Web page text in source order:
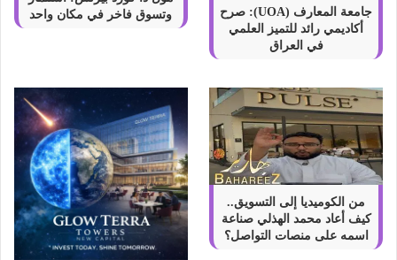
جامعة المعارف (UOA): صرح
أكاديمي رائد للتميز العلمي
في العراق
وتسوق فاخر في مكان واحد
من الكوميديا إلى التسويق..
كيف أعاد محمد الهذلي صناعة
اسمه على منصات التواصل؟